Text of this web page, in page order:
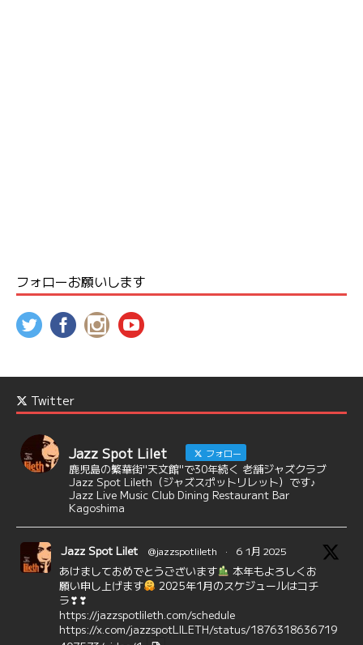
フォローお願いします
Twitter
Jazz Spot Lilet フォロー
鹿児島の繁華街"天文館"で30年続く 老舗ジャズクラブ
Jazz Spot Lileth（ジャズスポットリレット）です♪
Jazz Live Music Club Dining Restaurant Bar
Kagoshima
Jazz Spot Lilet @jazzspotlileth · 6 1月 2025
あけましておめでとうございます
本年もよろしくお
願い申し上げます
2025年1月のスケジュールはコチ
ラ❣❣
https://jazzspotlileth.com/schedule
https://x.com/jazzspotLILETH/status/1876318636719